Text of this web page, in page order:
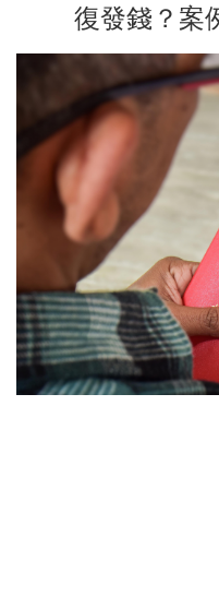
復發錢？案